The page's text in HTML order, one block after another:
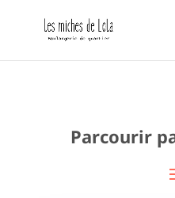
Parcourir